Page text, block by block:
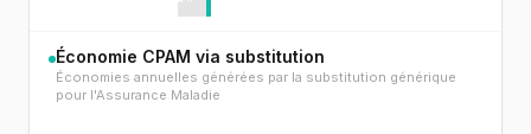
Économie CPAM via substitution
Économies annuelles générées par la substitution générique
pour l'Assurance Maladie